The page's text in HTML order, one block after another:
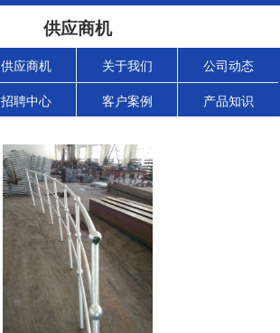
供应商机
供应商机 关于我们 公司动态
招聘中心 客户案例 产品知识